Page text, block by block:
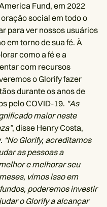
Fund, em 2022
social em todo o
para ver nossos usuários
em torno de sua fé. À
como a fé e a
com recursos
o Glorify fazer
durante os anos de
pelo COVID-19. "As
maior neste
, disse Henry Costa,
“No Glorify, acreditamos
as pessoas a
e melhorar seu
vimos isso em
poderemos investir
o Glorify a alcançar